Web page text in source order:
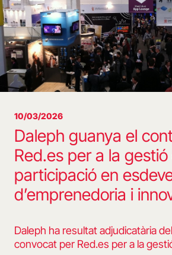
10/03/2026
Daleph guanya el
Red.es per a la
participació en
d’emprenedoria i
Daleph ha resultat adjudicatària
convocat per Red.es per a la